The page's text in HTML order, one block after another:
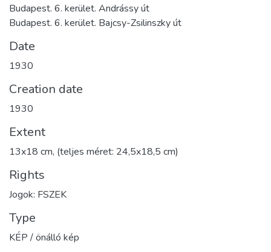
Budapest. 6. kerület. Andrássy út
Budapest. 6. kerület. Bajcsy-Zsilinszky út
Date
1930
Creation date
1930
Extent
13x18 cm, (teljes méret: 24,5x18,5 cm)
Rights
Jogok: FSZEK
Type
KÉP / önálló kép